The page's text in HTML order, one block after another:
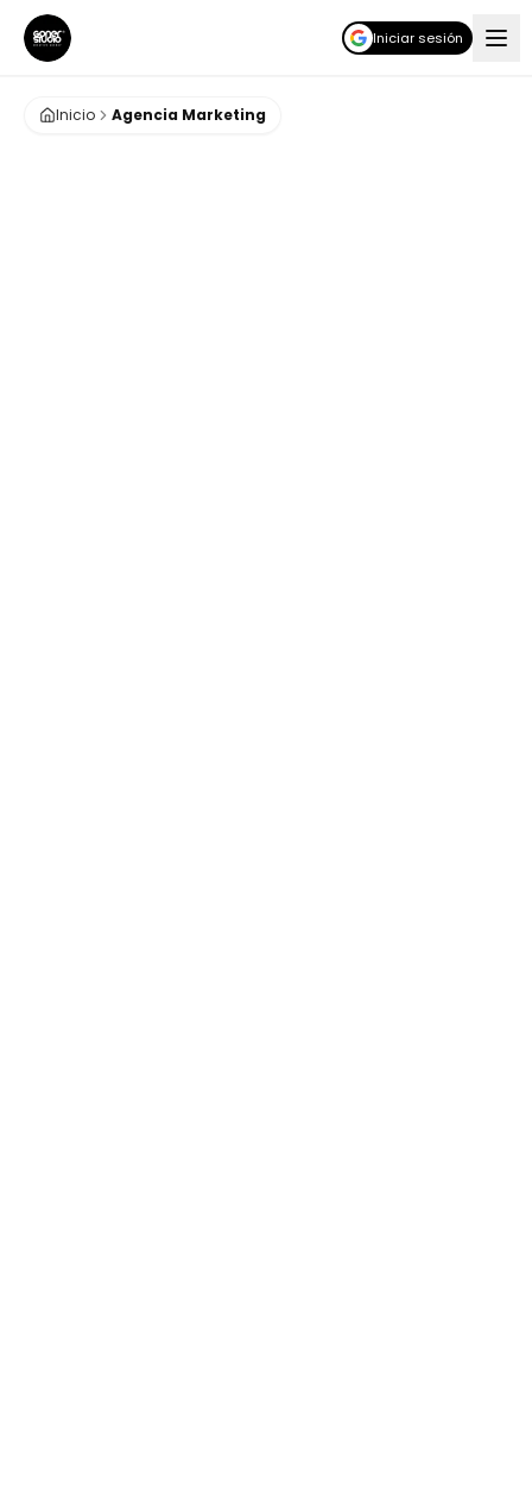
Iniciar sesión
Inicio Agencia Marketing